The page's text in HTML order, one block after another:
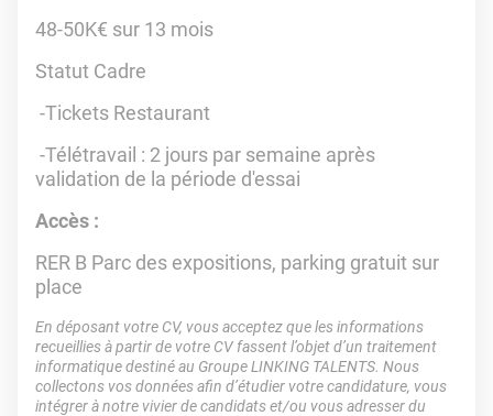
48-50K€ sur 13 mois
Statut Cadre
-Tickets Restaurant
-Télétravail : 2 jours par semaine après
validation de la période d'essai
Accès :
RER B Parc des expositions, parking gratuit sur
place
En déposant votre CV, vous acceptez que les informations
recueillies à partir de votre CV fassent l’objet d’un traitement
informatique destiné au Groupe LINKING TALENTS. Nous
collectons vos données afin d’étudier votre candidature, vous
intégrer à notre vivier de candidats et/ou vous adresser du